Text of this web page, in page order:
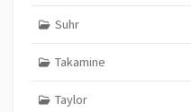
Suhr
Takamine
Taylor